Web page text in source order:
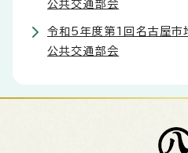
公共交通部会
令和5年度第1回名古屋市
公共交通部会